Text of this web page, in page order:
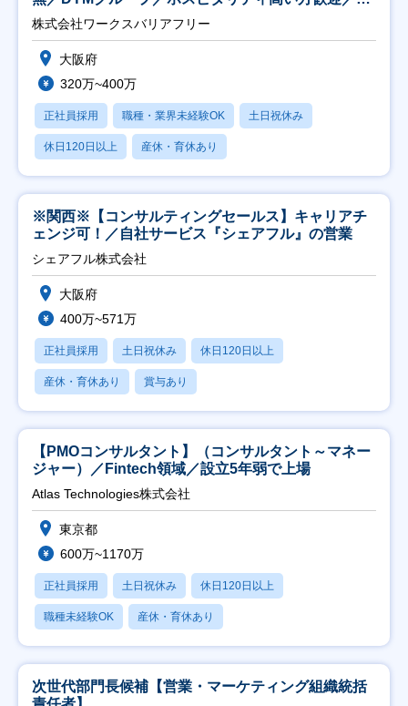
日祝】
株式会社ワークスバリアフリー
大阪府
320万~400万
正社員採用 職種・業界未経験OK 土日祝休み
休日120日以上 産休・育休あり
※関西※【コンサルティングセールス】キャリアチ
ェンジ可！／自社サービス『シェアフル』の営業
シェアフル株式会社
大阪府
400万~571万
正社員採用 土日祝休み 休日120日以上
産休・育休あり 賞与あり
【PMOコンサルタント】（コンサルタント～マネー
ジャー）／Fintech領域／設立5年弱で上場
Atlas Technologies株式会社
東京都
600万~1170万
正社員採用 土日祝休み 休日120日以上
職種未経験OK 産休・育休あり
次世代部門長候補【営業・マーケティング組織統括